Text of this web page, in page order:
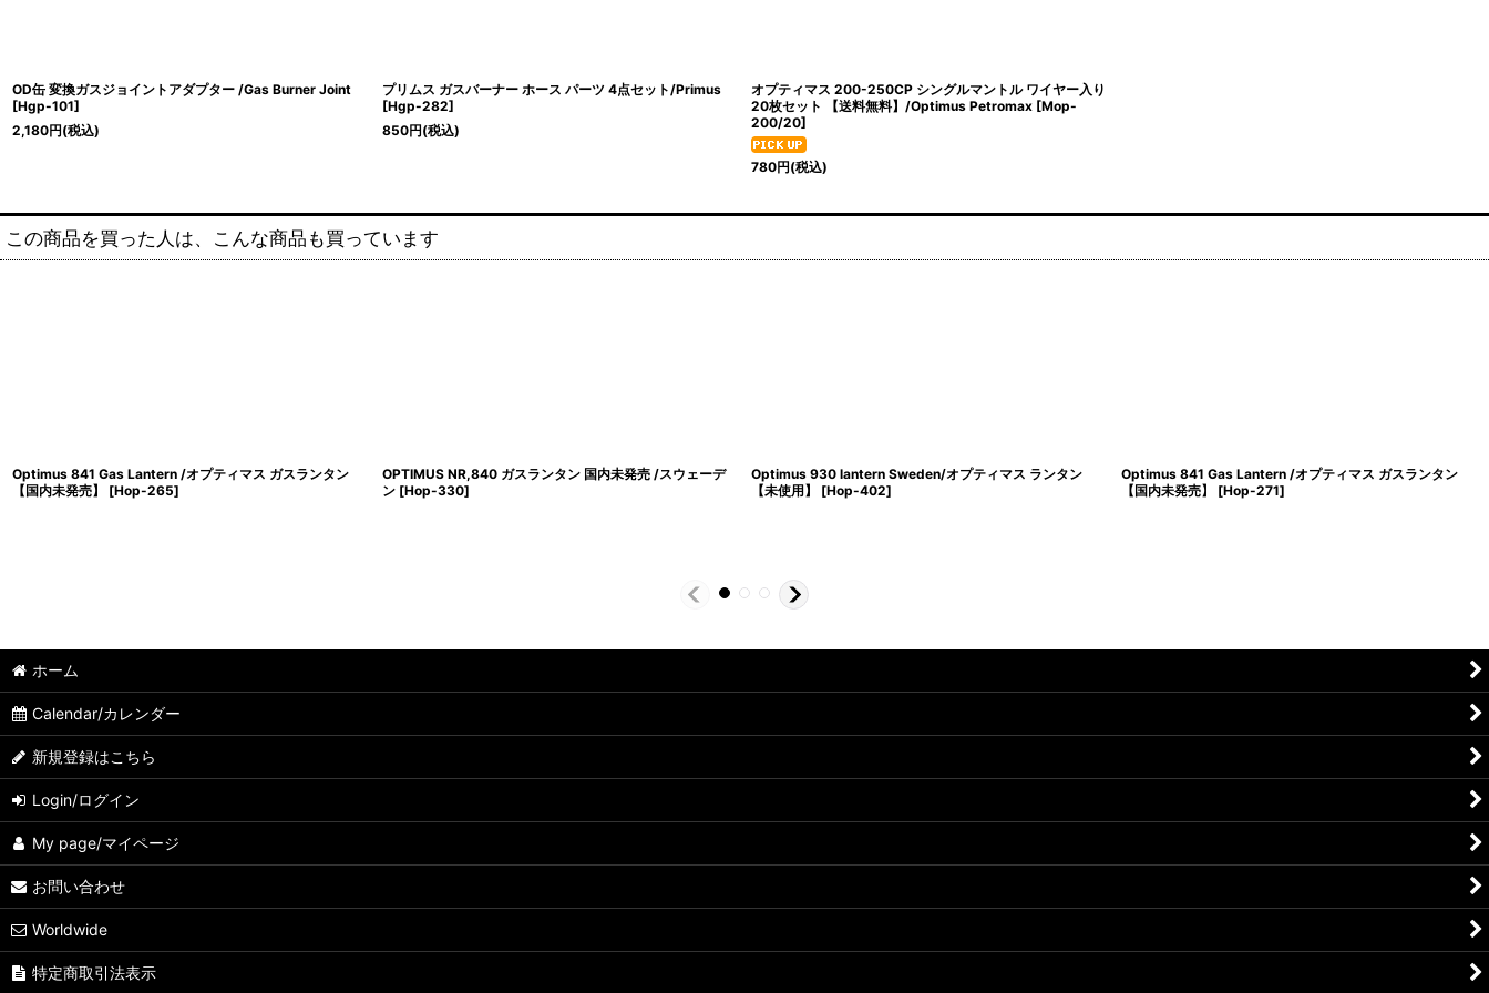
OD缶 変換ガスジョイントアダプター /Gas Burner Joint
[Hgp-101]
2,180円(税込)
プリムス ガスバーナー ホース パーツ 4点セット/Primus
[Hgp-282]
850円(税込)
オプティマス 200-250CP シングルマントル ワイヤー入り
20枚セット 【送料無料】/Optimus Petromax [Mop-
200/20]
780円(税込)
この商品を買った人は、こんな商品も買っています
Optimus 841 Gas Lantern /オプティマス ガスランタン
【国内未発売】[Hop-422
Optimus 841 Gas Lantern /オプティマス ガスランタン 未
使用【国内未発売】
Optimus 841 Gas Lantern /オプティマス ガスランタン
【国内未発売】[Hop-266
Optimus 841 Gas Lantern /オプティマス ガスランタン
【国内未発売】[Hop-274
ホーム
Calendar/カレンダー
新規登録はこちら
Login/ログイン
My page/マイページ
お問い合わせ
Worldwide
特定商取引法表示